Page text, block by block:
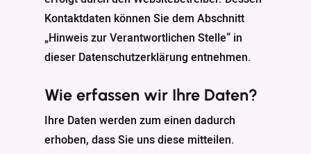
Kontaktdaten können Sie dem Abschnitt
„Hinweis zur Verantwortlichen Stelle“ in
dieser Datenschutzerklärung entnehmen.
Wie erfassen wir Ihre Daten?
Ihre Daten werden zum einen dadurch
erhoben, dass Sie uns diese mitteilen.